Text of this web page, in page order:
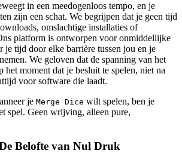
in een meedogenloos tempo, en je
zijn een schat. We begrijpen dat je geen tijd
omslachtige installaties of
platform is ontworpen voor onmiddellijke
je tijd door elke barrière tussen jou en je
We geloven dat de spanning van het
het moment dat je besluit te spelen, niet na
voor software die laadt.
je Merge Dice wilt spelen, ben je
spel. Geen wrijving, alleen pure,
Belofte van Nul Druk